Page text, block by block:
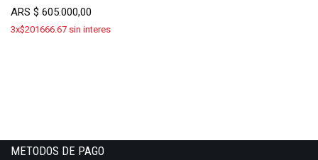
ARS $ 605.000,00
3x$201666.67 sin interes
METODOS DE PAGO